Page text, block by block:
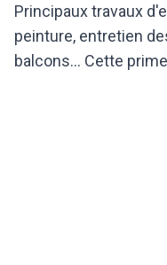
Principaux travaux
peinture, entretien
balcons... Cette